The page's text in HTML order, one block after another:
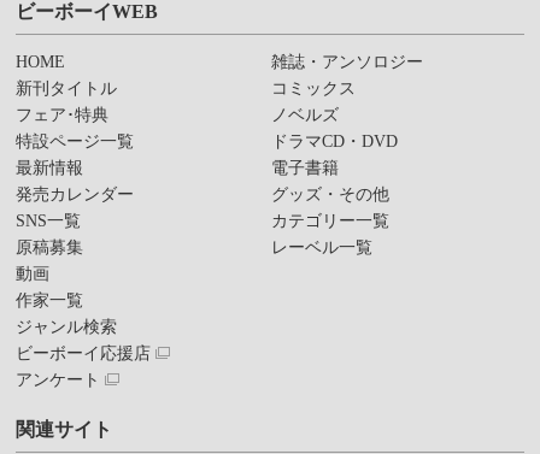
ビーボーイWEB
HOME
新刊タイトル
フェア･特典
特設ページ一覧
最新情報
発売カレンダー
SNS一覧
原稿募集
動画
作家一覧
ジャンル検索
ビーボーイ応援店
アンケート
雑誌・アンソロジー
コミックス
ノベルズ
ドラマCD・DVD
電子書籍
グッズ・その他
カテゴリー一覧
レーベル一覧
関連サイト